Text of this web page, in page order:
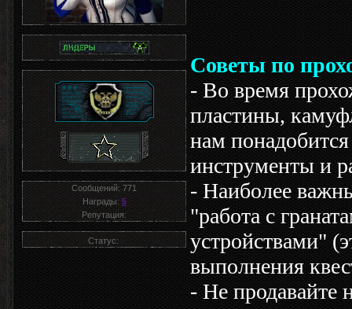
Сообщений: 771
Награды: 5
Репутация:
Статус:
Советы по
- Во время
пластины,
нам
инструменты и
- Наиболее
"работа с
устройствами"
выполнения
- Не продавайте